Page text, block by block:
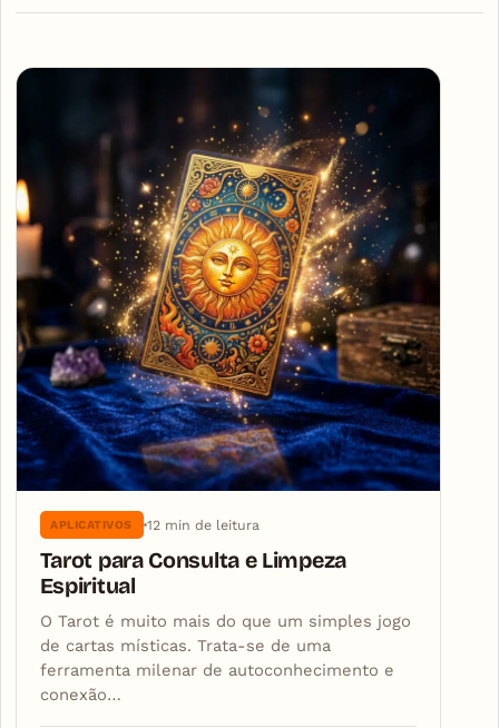
Articles
APLICATIVOS 12 min de leitura
Tarot para Consulta e Limpeza
Espiritual
O Tarot é muito mais do que um simples jogo
de cartas místicas. Trata-se de uma
ferramenta milenar de autoconhecimento e
conexão…